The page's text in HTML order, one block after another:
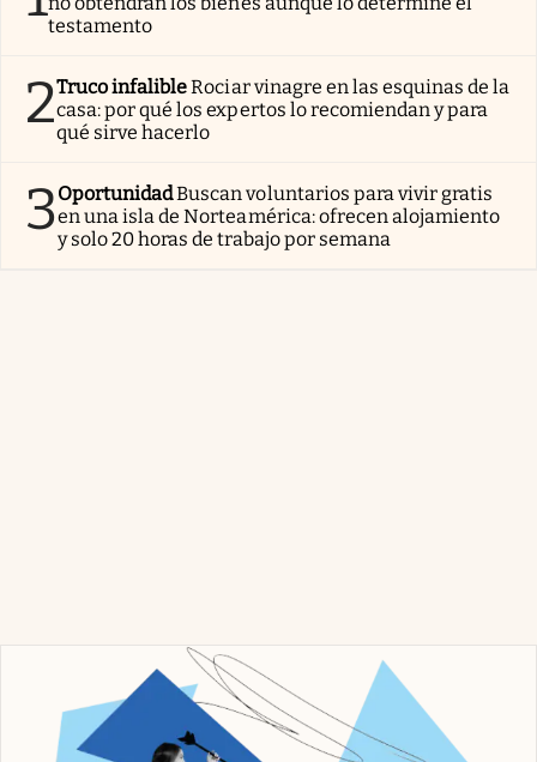
testamento
2Truco infalibleRociar vinagre en las esquinas de la
casa: por qué los expertos lo recomiendan y para
qué sirve hacerlo
3OportunidadBuscan voluntarios para vivir gratis
en una isla de Norteamérica: ofrecen alojamiento
y solo 20 horas de trabajo por semana